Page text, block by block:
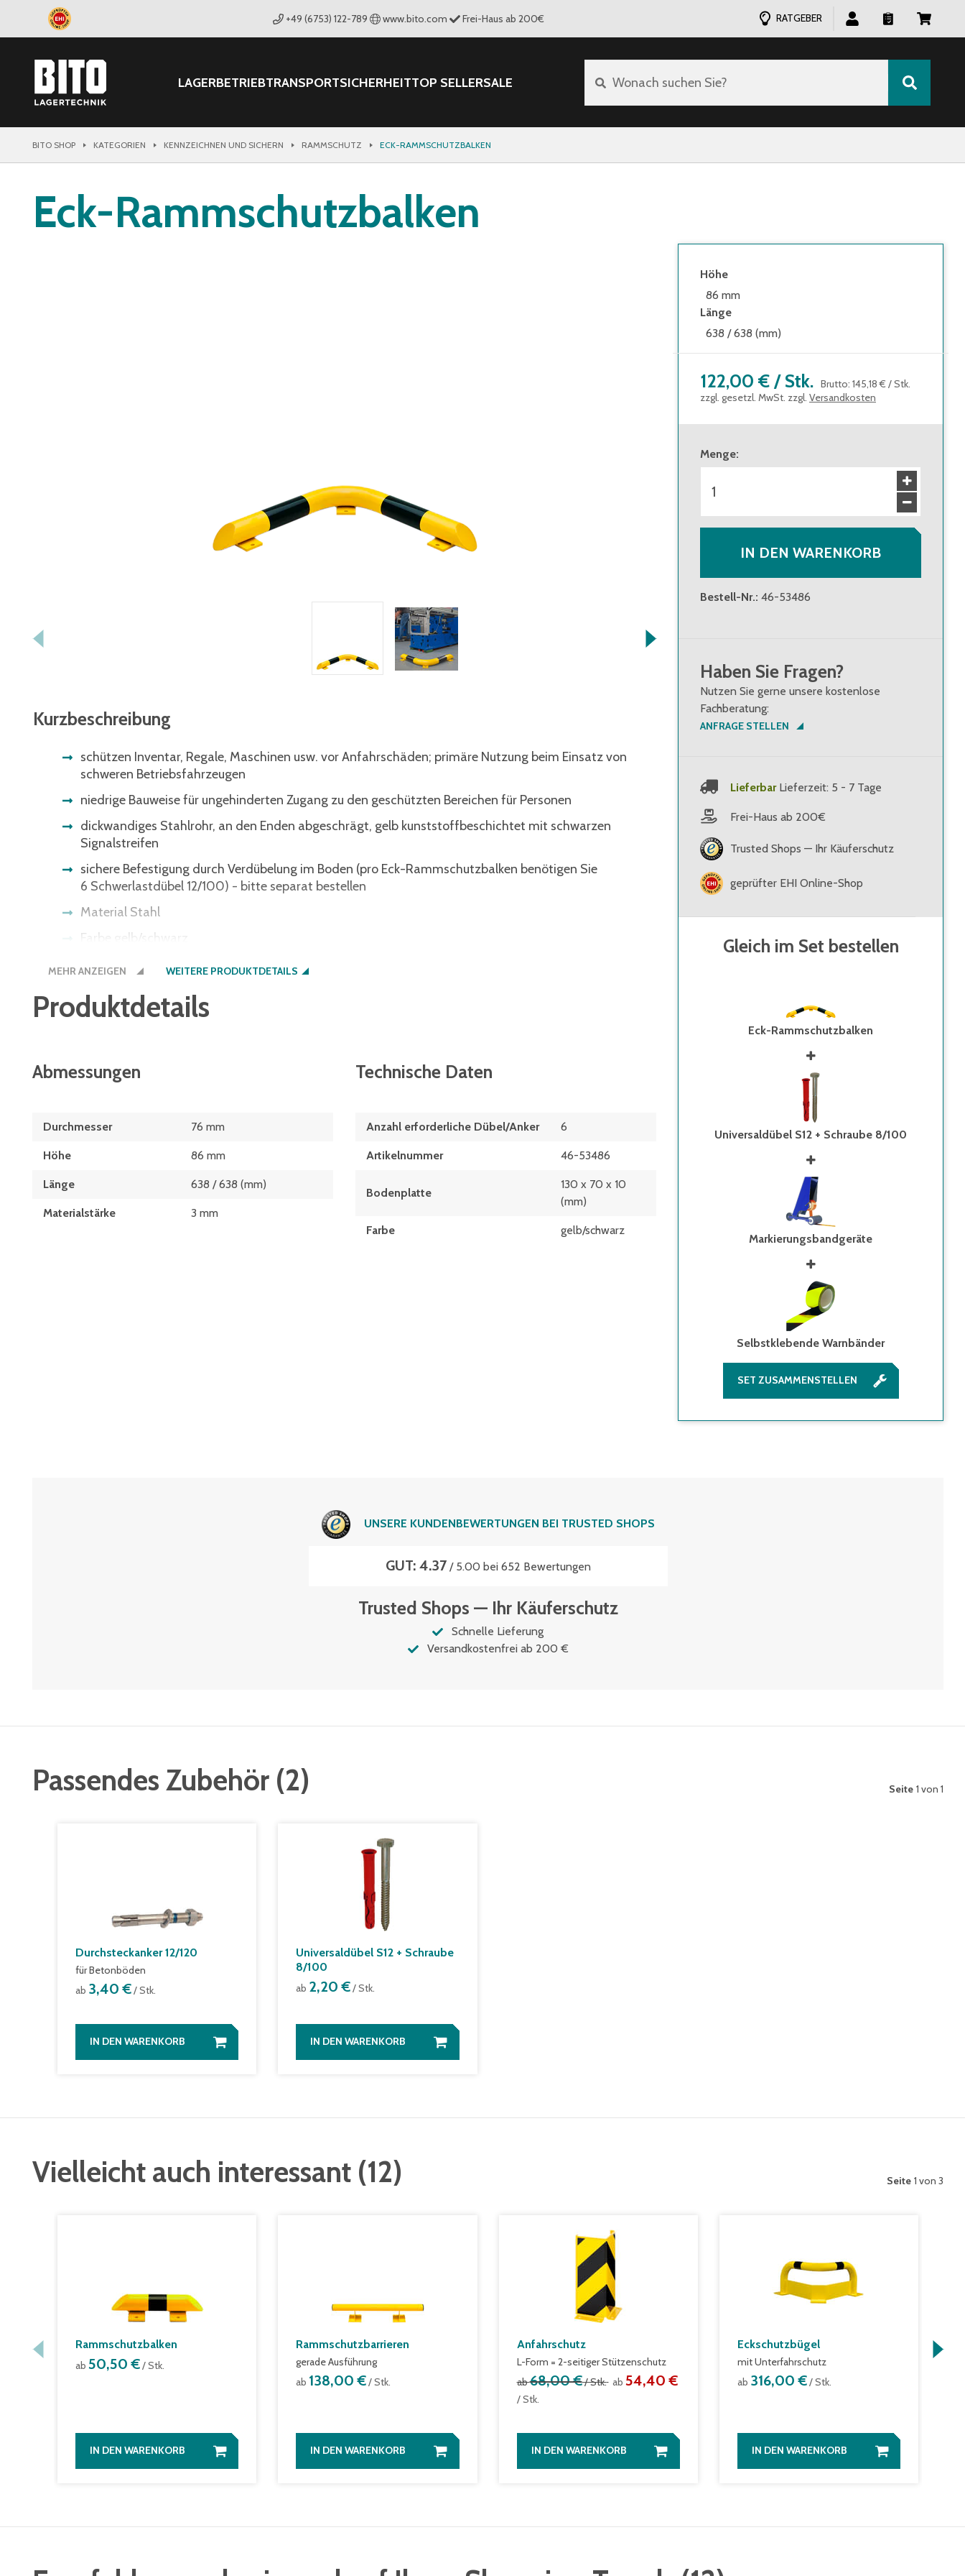
+49 (6753) 122-789 www.bito.com Frei-Haus ab 200€ RATGEBER
LAGERBETRIEBTRANSPORTSICHERHEITTOP SELLERSALE Wonach suchen Sie?
BITO SHOP KATEGORIEN KENNZEICHNEN UND SICHERN RAMMSCHUTZ ECK-RAMMSCHUTZBALKEN
Eck-Rammschutzbalken
Kurzbeschreibung
schützen Inventar, Regale, Maschinen usw. vor Anfahrschäden; primäre Nutzung beim Einsatz von
schweren Betriebsfahrzeugen
niedrige Bauweise für ungehinderten Zugang zu den geschützten Bereichen für Personen
dickwandiges Stahlrohr, an den Enden abgeschrägt, gelb kunststoffbeschichtet mit schwarzen
Signalstreifen
sichere Befestigung durch Verdübelung im Boden (pro Eck-Rammschutzbalken benötigen Sie
6 Schwerlastdübel 12/100) - bitte separat bestellen
Material Stahl
Farbe gelb/schwarz
MEHR ANZEIGEN WEITERE PRODUKTDETAILS
Produktdetails
Abmessungen
Durchmesser 76 mm
Höhe 86 mm
Länge 638 / 638 (mm)
Materialstärke 3 mm
Technische Daten
Anzahl erforderliche Dübel/Anker 6
Artikelnummer 46-53486
Bodenplatte
130 x 70 x 10
(mm)
Farbe gelb/schwarz
Höhe
86 mm
Länge
638 / 638 (mm)
122,00 € / Stk. Brutto: 145,18 € /Stk.
zzgl. gesetzl. MwSt. zzgl. Versandkosten
Menge:
IN DEN WARENKORB
Bestell-Nr.: 46-53486
Haben Sie Fragen?
Nutzen Sie gerne unsere kostenlose
Fachberatung:
ANFRAGE STELLEN
Lieferbar Lieferzeit: 5 - 7 Tage
Frei-Haus ab 200€
Trusted Shops — Ihr Käuferschutz
geprüfter EHI Online-Shop
Gleich im Set bestellen
Eck-Rammschutzbalken
Universaldübel S12 + Schraube 8/100
Markierungsbandgeräte
Selbstklebende Warnbänder
SET ZUSAMMENSTELLEN
UNSERE KUNDENBEWERTUNGEN BEI TRUSTED SHOPS
GUT: 4.37/ 5.00 bei 652 Bewertungen
Trusted Shops — Ihr Käuferschutz
Schnelle Lieferung
Versandkostenfrei ab 200 €
Passendes Zubehör (2) Seite 1 von 1
Durchsteckanker 12/120
für Betonböden
ab 3,40 €/ Stk.
IN DEN WARENKORB
Universaldübel S12 + Schraube
8/100
ab 2,20 €/ Stk.
IN DEN WARENKORB
Vielleicht auch interessant (12) Seite 1 von 3
Rammschutzbalken
ab 50,50 €/ Stk.
IN DEN WARENKORB
Rammschutzbarrieren
gerade Ausführung
ab 138,00 €/ Stk.
IN DEN WARENKORB
Anfahrschutz
L-Form = 2-seitiger Stützenschutz
ab68,00 €/ Stk. ab 54,40 €
/ Stk.
IN DEN WARENKORB
Eckschutzbügel
mit Unterfahrschutz
ab 316,00 €/ Stk.
IN DEN WARENKORB